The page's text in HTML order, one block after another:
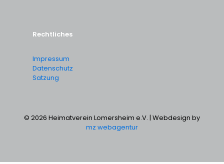
Rechtliches
Impressum
Datenschutz
Satzung
© 2026 Heimatverein Lomersheim e.V. | Webdesign by
mz webagentur